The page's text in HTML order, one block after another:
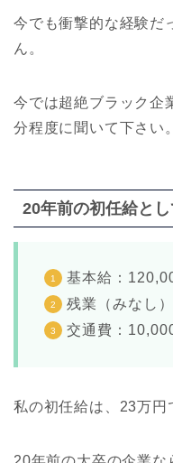
今でも衝撃的な経験だ
ん。
今では超絶ブラック企
分程度に聞いて下さい。
20年前の初任給と
基本給：
残業（みなし
交通費：
私の初任給は、23万円